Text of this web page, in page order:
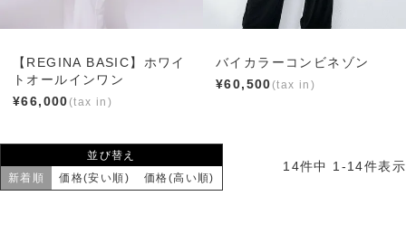
【REGINA BASIC】ホワイ
トオールインワン
¥66,000
バイカラーコンビネゾン
¥60,500
並び替え
新着順
価格(安い順) 価格(高い順)
14件中 1-14件表示